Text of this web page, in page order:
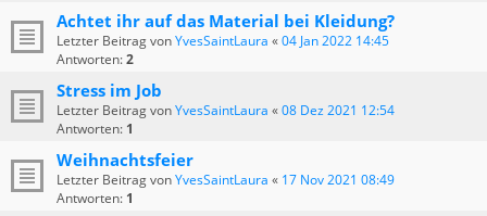
Achtet ihr auf das Material bei Kleidung?
Letzter Beitrag vonYvesSaintLaura «04 Jan 2022 14:45
Antworten:2
Stress im Job
Letzter Beitrag vonYvesSaintLaura «08 Dez 2021 12:54
Antworten: 1
Weihnachtsfeier
Letzter Beitrag vonYvesSaintLaura « 17 Nov 2021 08:49
Antworten: 1